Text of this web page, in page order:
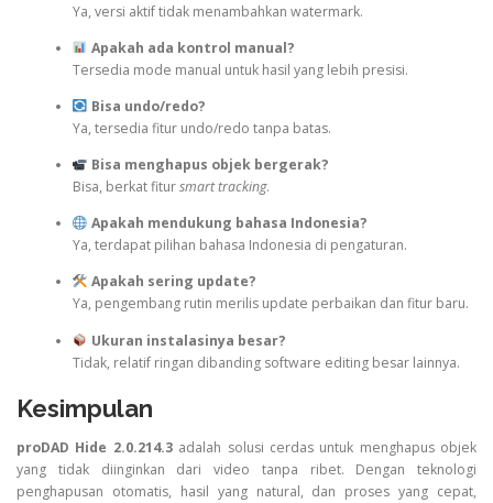
Ya, versi aktif tidak menambahkan watermark.
Apakah ada kontrol manual?
Tersedia mode manual untuk hasil yang lebih presisi.
Bisa undo/redo?
Ya, tersedia fitur undo/redo tanpa batas.
Bisa menghapus objek bergerak?
Bisa, berkat fitursmart tracking.
Apakah mendukung bahasa Indonesia?
Ya, terdapat pilihan bahasa Indonesia di pengaturan.
Apakah sering update?
Ya, pengembang rutin merilis update perbaikan dan fitur baru.
Ukuran instalasinya besar?
Tidak, relatif ringan dibanding software editing besar lainnya.
Kesimpulan
proDAD Hide 2.0.214.3adalah solusi cerdas untuk menghapus objek
yang tidak diinginkan dari video tanpa ribet. Dengan teknologi
penghapusan otomatis, hasil yang natural, dan proses yang cepat,